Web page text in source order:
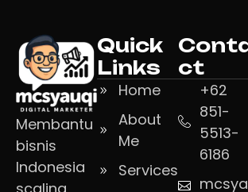
Membantu
bisnis
Indonesia
Quick
Links
Home
About
Me
Services
ct
+62
851-
5513-
6186